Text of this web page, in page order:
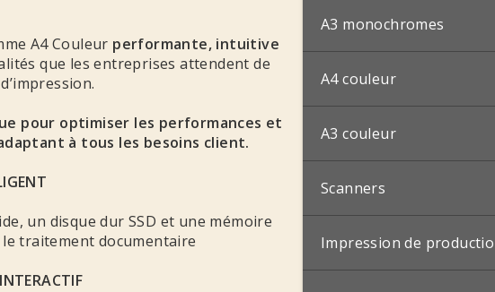
A4 Couleur performante, intuitive
que les entreprises attendent de
pour optimiser les performances et
à tous les besoins client.
un disque dur SSD et une mémoire
traitement documentaire
A3 monochromes
A4 couleur
A3 couleur
Scanners
Impression de